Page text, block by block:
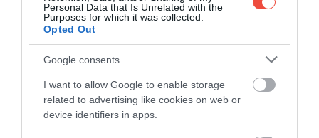
Personal Data that Is Unrelated with the
Purposes for which it was collected.
Opted Out
Google consents
I want to allow Google to enable storage
related to advertising like cookies on web or
device identifiers in apps.
recentă arată dimensiunea ambițiilor din spatele
tranzacției. Joel Weinshanker a construit Ad
Populum ca un conglomerat cu un portofoliu
consistent de companii și mărci precum Kidrobot,
WizKids, Rubies, Chia Pet, Smiffys și Graceland.